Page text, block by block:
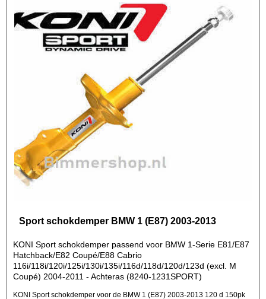
Sport schokdemper BMW 1 (E87) 2003-2013
KONI Sport schokdemper passend voor BMW 1-Serie E81/E87
Hatchback/E82 Coupé/E88 Cabrio
116i/118i/120i/125i/130i/135i/116d/118d/120d/123d (excl. M
Coupé) 2004-2011 - Achteras (8240-1231SPORT)
KONI Sport schokdemper voor de BMW 1 (E87) 2003-2013 120 d 150pk